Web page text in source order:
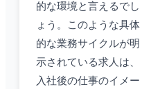
的な環境と言えるでし
ょう。このような具体
的な業務サイクルが明
示されている求人は、
入社後の仕事のイメー